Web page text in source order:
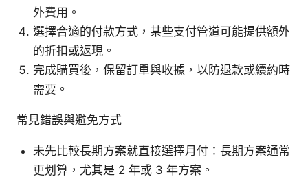
外費用。
選擇合適的付款方式，某些支付管道可能提供額外
的折扣或返現。
完成購買後，保留訂單與收據，以防退款或續約時
需要。
常見錯誤與避免方式
未先比較長期方案就直接選擇月付：長期方案通常
更划算，尤其是 2 年或 3 年方案。